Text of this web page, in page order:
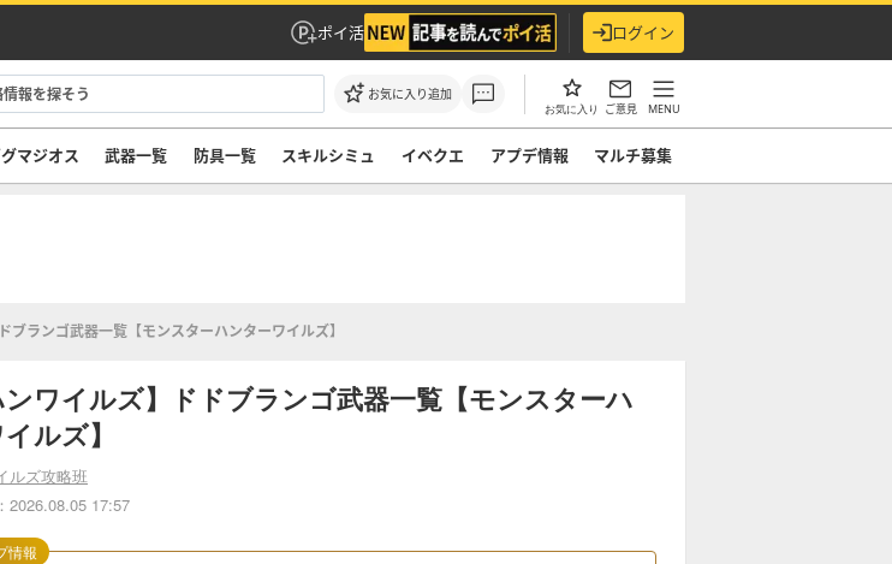
ポイ活 ログイン
お気に入り追加
お気に入り ご意見 MENU
マジオス 武器一覧 防具一覧 スキルシミュ イベクエ アプデ情報 マルチ募集
ブランゴ武器一覧【モンスターハンターワイルズ】
ンワイルズ】ドドブランゴ武器一覧【モンスターハ
ルズ】
ルズ攻略班
2026.08.05 17:57
情報